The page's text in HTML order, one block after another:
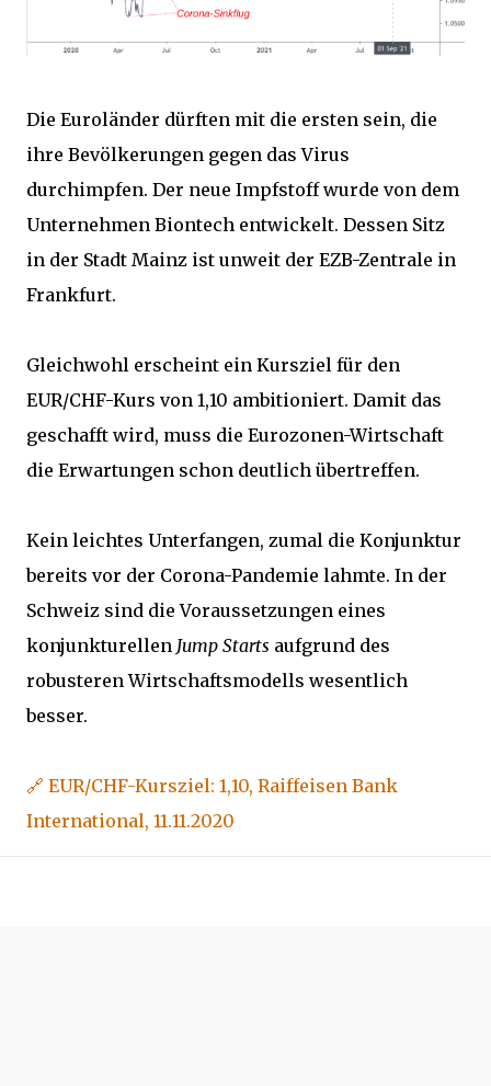
Die Euroländer dürften mit die ersten sein, die
ihre Bevölkerungen gegen das Virus
durchimpfen. Der neue Impfstoff wurde von dem
Unternehmen Biontech entwickelt. Dessen Sitz
in der Stadt Mainz ist unweit der EZB-Zentrale in
Frankfurt.
Gleichwohl erscheint ein Kursziel für den
EUR/CHF-Kurs von 1,10 ambitioniert. Damit das
geschafft wird, muss die Eurozonen-Wirtschaft
die Erwartungen schon deutlich übertreffen.
Kein leichtes Unterfangen, zumal die Konjunktur
bereits vor der Corona-Pandemie lahmte. In der
Schweiz sind die Voraussetzungen eines
konjunkturellen Jump Starts aufgrund des
robusteren Wirtschaftsmodells wesentlich
besser.
🔗 EUR/CHF-Kursziel: 1,10, Raiffeisen Bank
International, 11.11.2020